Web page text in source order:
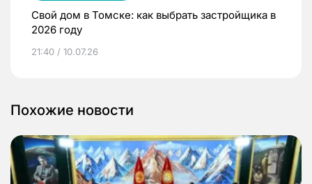
Свой дом в Томске: как выбрать застройщика в
2026 году
21:40 / 10.07.26
Похожие новости